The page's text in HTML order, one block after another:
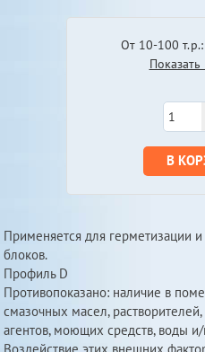
От 10-100 т.р.:
В
Применяется для герметизации
блоков.
Профиль D
Противопоказано: наличие в
смазочных масел,
агентов, моющих средств, воды